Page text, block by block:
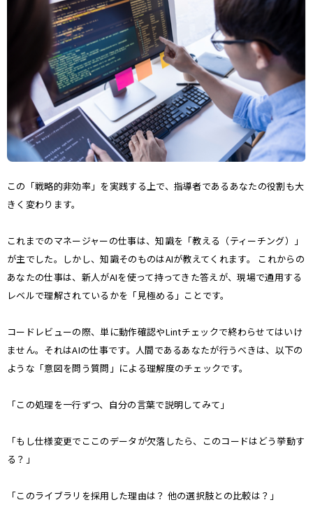
この「戦略的非効率」を実践する上で、指導者であるあなたの役割も大
きく変わります。
これまでのマネージャーの仕事は、知識を「教える（ティーチング）」
が主でした。しかし、知識そのものはAIが教えてくれます。 これからの
あなたの仕事は、新人がAIを使って持ってきた答えが、現場で通用する
レベルで理解されているかを「見極める」ことです。
コードレビューの際、単に動作確認やLintチェックで終わらせてはいけ
ません。それはAIの仕事です。人間であるあなたが行うべきは、以下の
ような「意図を問う質問」による理解度のチェックです。
「この処理を一行ずつ、自分の言葉で説明してみて」
「もし仕様変更でここのデータが欠落したら、このコードはどう挙動す
る？」
「このライブラリを採用した理由は？ 他の選択肢との比較は？」